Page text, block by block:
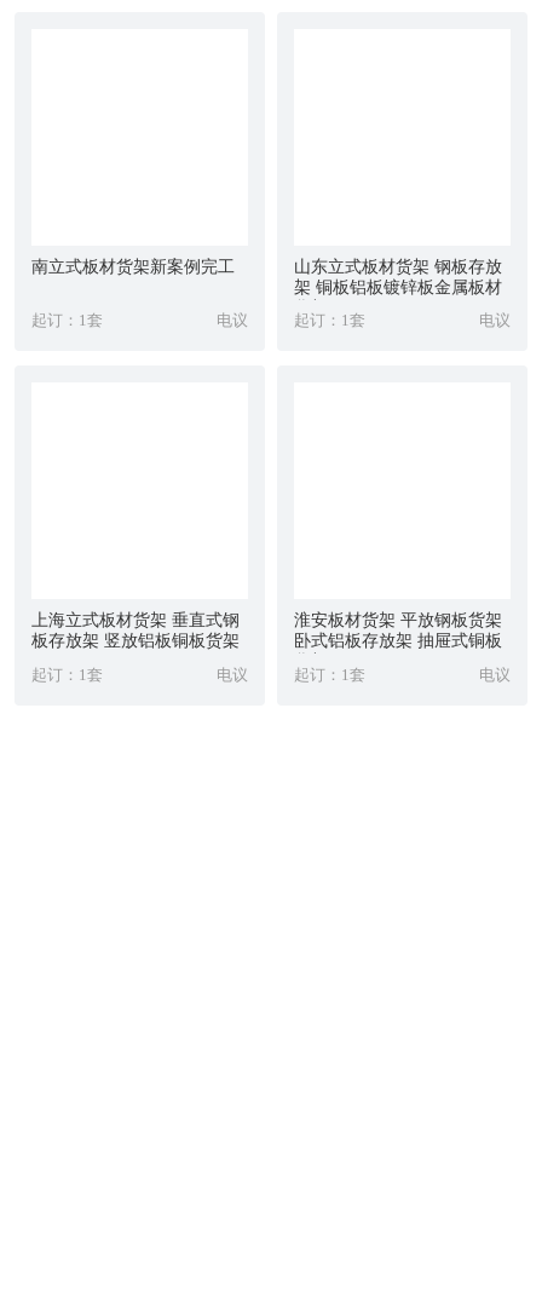
南立式板材货架新案例完工
起订：1套 电议
山东立式板材货架 钢板存放
架 铜板铝板镀锌板金属板材
起订：1套 电议
上海立式板材货架 垂直式钢
板存放架 竖放铝板铜板货架
起订：1套 电议
淮安板材货架 平放钢板货架
卧式铝板存放架 抽屉式铜板
起订：1套 电议